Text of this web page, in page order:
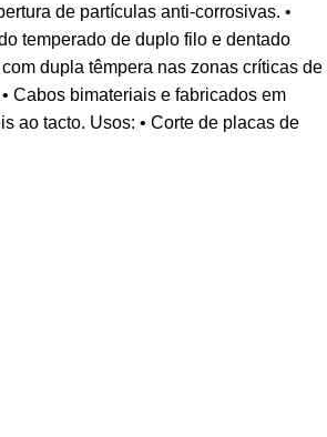
de partículas anti-corrosivas. •
temperado de duplo filo e dentado
dupla têmpera nas zonas críticas de
Cabos bimateriais e fabricados em
ao tacto. Usos: • Corte de placas de